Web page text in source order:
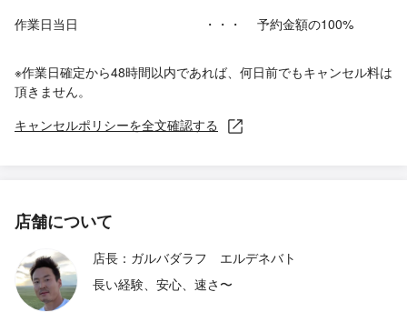
作業日当日
・・・ 予約金額の100%
※作業日確定から48時間以内であれば、何日前でもキャンセル料は
頂きません。
キャンセルポリシーを全文確認する
店舗について
店長：ガルバダラフ エルデネバト
長い経験、安心、速さ〜